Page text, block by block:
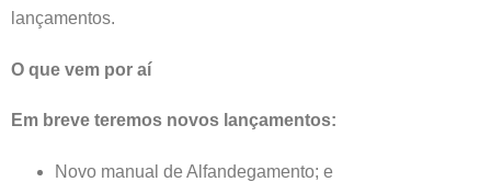
lançamentos.
O que vem por aí
Em breve teremos novos lançamentos:
Novo manual de Alfandegamento; e